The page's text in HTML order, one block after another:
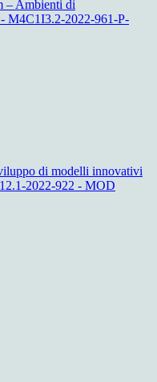
– Ambienti di
M4C1I3.2-2022-961-P-
di modelli innovativi
2022-922 - MOD